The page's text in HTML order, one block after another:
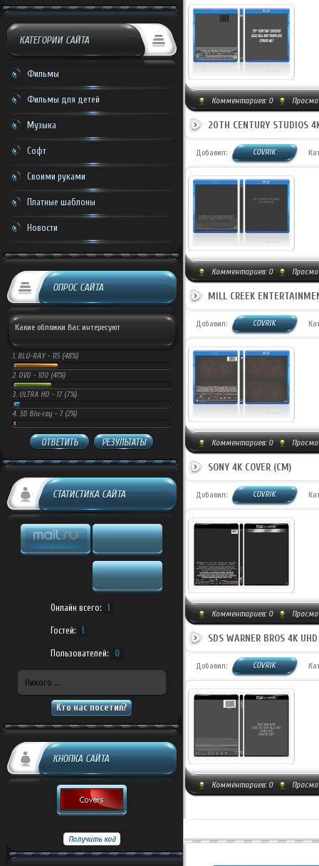
КАТЕГОРИИ САЙТА
Фильмы
Фильмы для детей
Музыка
Софт
Своими руками
Платные шаблоны
Новости
ОПРОС САЙТА
Какие обложки Вас интересуют
1. BLU-RAY - 115 (48%)
2. DVD - 100 (41%)
3. ULTRA HD - 17 (7%)
4. 3D Blu-ray - 7 (2%)
ОТВЕТИТЬ РЕЗУЛЬТАТЫ
СТАТИСТИКА САЙТА
Онлайн всего: 1
Гостей: 1
Пользователей: 0
Никого ...
Кто нас посетил?
КНОПКА САЙТА
Комментариев: 0
20TH CENTURY STUDIOS
Добавил: COVRIK
Комментариев: 0
MILL CREEK
Добавил: COVRIK
Комментариев: 0
SONY 4K COVER (CM)
Добавил: COVRIK
Комментариев: 0
SDS WARNER BROS 4K
Добавил: COVRIK
Комментариев: 0